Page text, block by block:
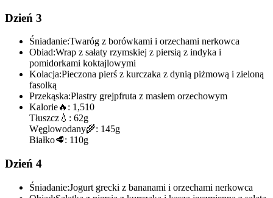
Dzień 3
Śniadanie:Twaróg z borówkami i orzechami nerkowca
Obiad:Wrap z sałaty rzymskiej z piersią z indyka i
pomidorkami koktajlowymi
Kolacja:Pieczona pierś z kurczaka z dynią piżmową i zieloną
fasolką
Przekąska:Plastry grejpfruta z masłem orzechowym
Kalorie🔥: 1,510
Tłuszcz 💧: 62g
Węglowodany🌾: 145g
Białko🥩: 110g
Dzień 4
Śniadanie:Jogurt grecki z bananami i orzechami nerkowca